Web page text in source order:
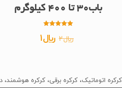
باب30 تا 400 کیلوگرم
5.00
از 5 ﷼2 قیمت
بود.
﷼1
است.
کرکره اتوماتیک، کرکره برقی، کرکره